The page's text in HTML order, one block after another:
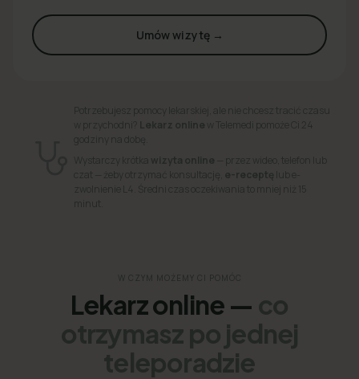
Umów wizytę →
Potrzebujesz pomocy lekarskiej, ale nie chcesz tracić czasu
w przychodni? Lekarz online w Telemedi pomoże Ci 24
godziny na dobę.
Wystarczy krótka wizyta online — przez wideo, telefon lub
czat — żeby otrzymać konsultację, e-receptę lub e-
zwolnienie L4. Średni czas oczekiwania to mniej niż 15
minut.
W CZYM MOŻEMY CI POMÓC
Lekarz online — co
otrzymasz po jednej
teleporadzie